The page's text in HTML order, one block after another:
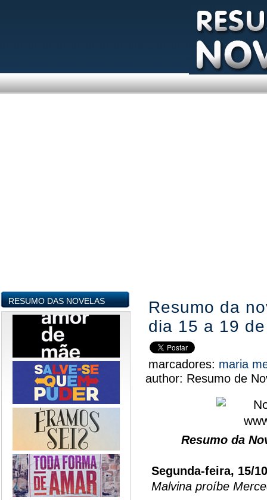
RESUMO DAS NOVELAS
Resumo da
dia 15 a 19
marcadores: maria
author: Resumo de
Resumo da
Segunda-feira, 15/
Malvina proíbe